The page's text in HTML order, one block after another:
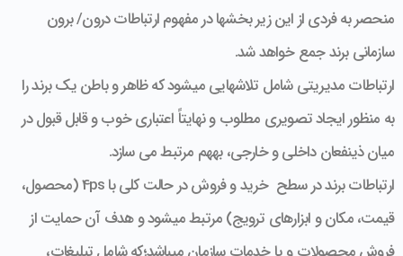
منحصر به فردی از این زیر بخش­ها در مفهوم ارتباطات درون/ برون
سازمانی برند جمع خواهد شد.
ارتباطات مدیریتی شامل تلاش­هایی می­شود که ظاهر و باطن یک برند را
به منظور ایجاد تصویری مطلوب و نهایتاً اعتباری خوب و قابل قبول در
میان ذی­نفعان داخلی و خارجی، به­هم مرتبط می سازد.
ارتباطات برند در سطح خرید و فروش در حالت کلی با 4ps (محصول،
قیمت، مکان و ابزارهای ترویج) مرتبط می­شود و هدف آن حمایت از